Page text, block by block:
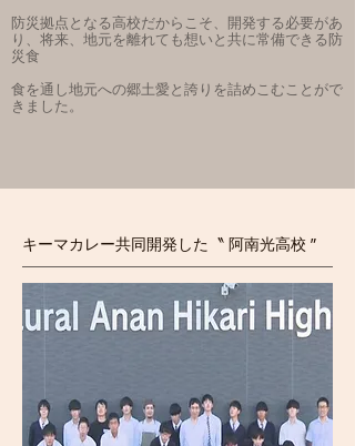
防災拠点となる高校だからこそ、開発する必要があ
り、将来、地元を離れても想いと共に常備できる防
災食
食を通し地元への郷土愛と誇りを詰めこむことがで
きました。
キーマカレー​共同開発した〝 阿南光高校 ”